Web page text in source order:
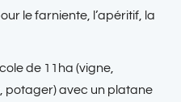
le farniente, l’apéritif, la
de 11ha (vigne,
potager) avec un platane